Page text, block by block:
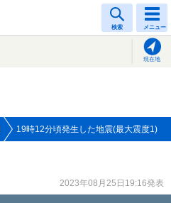
検索 メニュー
現在地
19時12分頃発生した地震(最大震度1)
2023年08月25日19:16発表